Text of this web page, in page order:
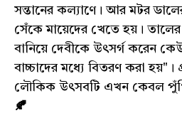
সন্তানের কল্যাণে। আর মটর
সেঁকে মায়েদের খেতে হয়।
বানিয়ে দেবীকে উৎসর্গ করেন
বাচ্চাদের মধ্যে বিতরণ করা হয়"।
লৌকিক উৎসবটি এখন কেবল
🍂